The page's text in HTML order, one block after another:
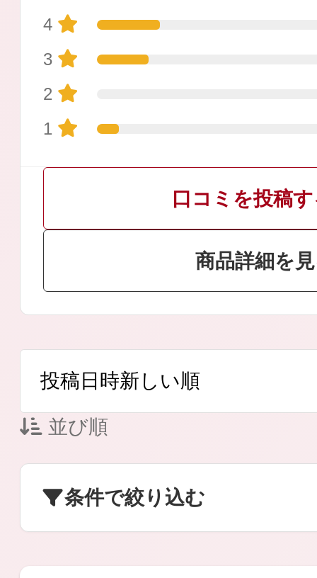
プリマモイスト
ボディケア
スキンケア
メイクアップ
4
3
2
1
商品詳細を
口コミを投稿
並び順
条件で絞り込む